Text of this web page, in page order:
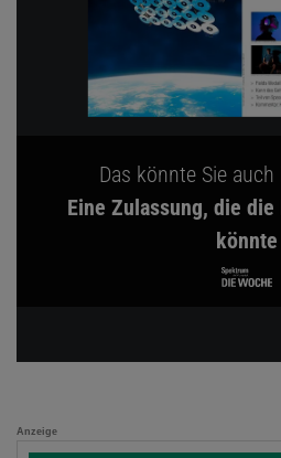
Das könnte Sie
Eine Zulassung, die
könnte
Anzeige